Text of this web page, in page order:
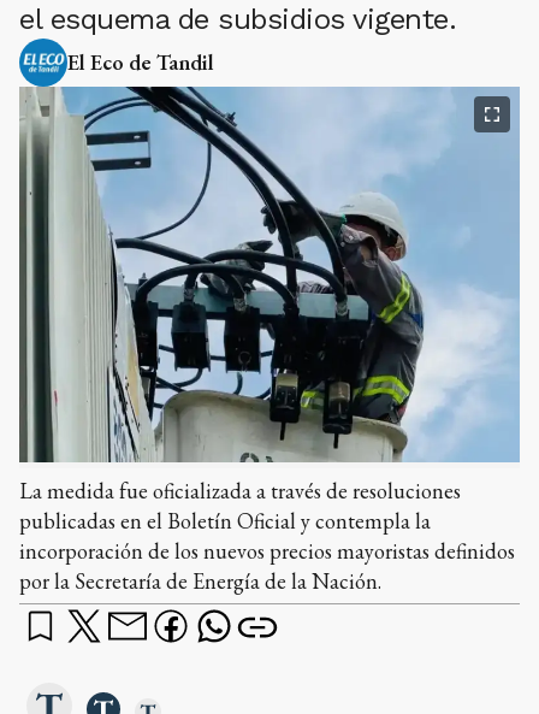
el esquema de subsidios vigente.
El Eco de Tandil
La medida fue oficializada a través de resoluciones
publicadas en el Boletín Oficial y contempla la
incorporación de los nuevos precios mayoristas definidos
por la Secretaría de Energía de la Nación.